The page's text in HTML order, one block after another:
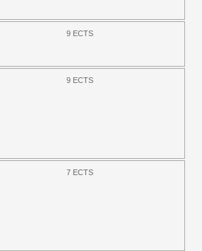
9 ECTS
9 ECTS
7 ECTS